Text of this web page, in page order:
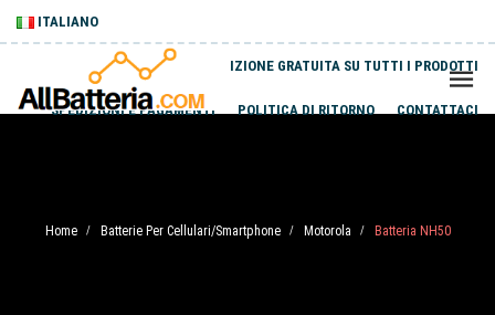
ITALIANO
SPEDIZIONE GRATUITA SU TUTTI I PRODOTTI
SPEDIZIONI E PAGAMENTI POLITICA DI RITORNO CONTATTACI
Home / Batterie Per Cellulari/Smartphone / Motorola / Batteria NH50